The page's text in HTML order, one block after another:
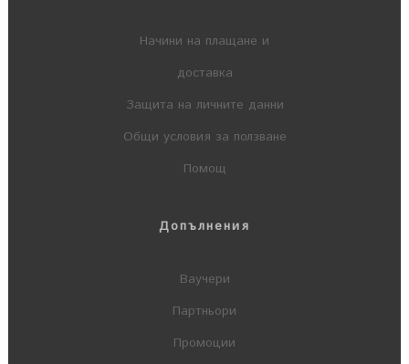
Начини на плащане и
доставка
Защита на личните данни
Общи условия за ползване
Помощ
Допълнения
Ваучери
Партньори
Промоции